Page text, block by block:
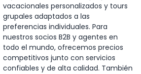
vacacionales personalizados y tours
grupales adaptados a las
preferencias individuales. Para
nuestros socios B2B y agentes en
todo el mundo, ofrecemos precios
competitivos junto con servicios
confiables y de alta calidad. También